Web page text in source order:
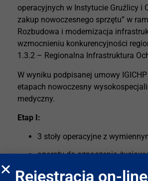
operacyjnych w Instytucie Gruźlicy i
zakup nowoczesnego sprzętu” w
Rozbudowa i modernizacja
wzmocnieniu konkurencyjności
1.3.2 – Regionalna Infrastruktura
W wyniku podpisanej umowy
etapach nowoczesny
medyczny.
Etap I:
3 stoły operacyjne z
aparaty do oznaczenia
Rejestracja on-line